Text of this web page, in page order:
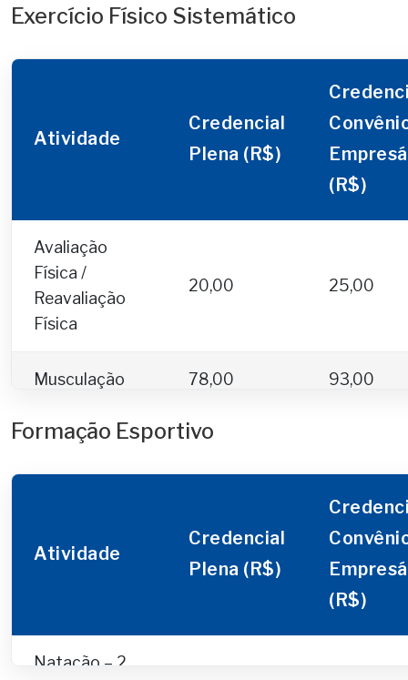
Exercício Físico Sistemático
Atividade
Credencial
Plena (R$)
(R$)
Avaliação
Física /
Reavaliação
Física
20,00 25,00
Musculação 78,00 93,00
Pilates com
Pilates com
185,00 200,00
Formação Esportivo
Atividade
Credencial
Plena (R$)
(R$)
Natação – 2